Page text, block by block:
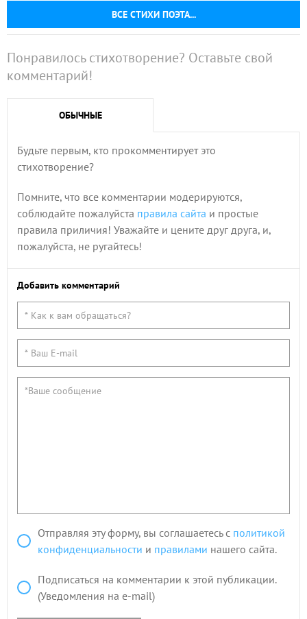
ВСЕ СТИХИ ПОЭТА...
Понравилось стихотворение? Оставьте свой
комментарий!
ОБЫЧНЫЕ
Будьте первым, кто прокомментирует это
стихотворение?
Помните, что все комментарии модерируются,
соблюдайте пожалуйста правила сайта и простые
правила приличия! Уважайте и цените друг друга, и,
пожалуйста, не ругайтесь!
Добавить комментарий
Отправляя эту форму, вы соглашаетесь с политикой
конфиденциальности и правилами нашего сайта.
Подписаться на комментарии к этой публикации.
(Уведомления на e-mail)